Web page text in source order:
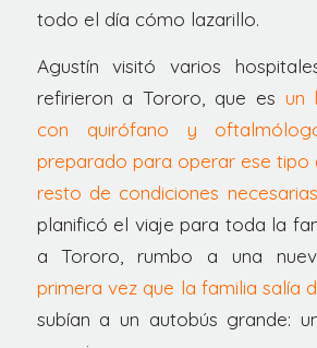
todo el día cómo lazarillo.
Agustín visitó varios
refirieron a Tororo, que es un
con quirófano y
preparado para operar ese tipo
resto de condiciones
planificó el viaje para toda la
a Tororo, rumbo a una
primera vez que la familia salía
subían a un autobús grande: